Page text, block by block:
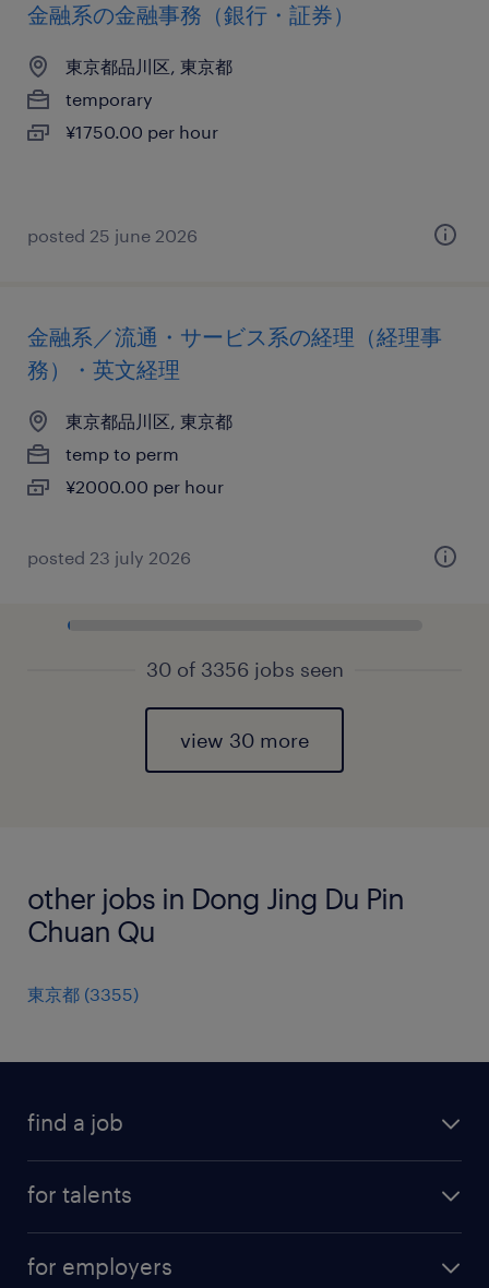
金融系の金融事務（銀行・証券）
東京都品川区, 東京都
temporary
¥1750.00 per hour
posted 25 june 2026
金融系／流通・サービス系の経理（経理事
務）・英文経理
東京都品川区, 東京都
temp to perm
¥2000.00 per hour
posted 23 july 2026
30 of 3356 jobs seen
view 30 more
other jobs in Dong Jing Du Pin
Chuan Qu
東京都 (3355)
find a job
for talents
for employers